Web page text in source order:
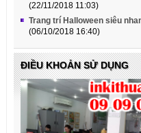
(22/11/2018 11:03)
Trang trí Halloween siêu
(06/10/2018 16:40)
ĐIỀU KHOẢN SỬ DỤNG